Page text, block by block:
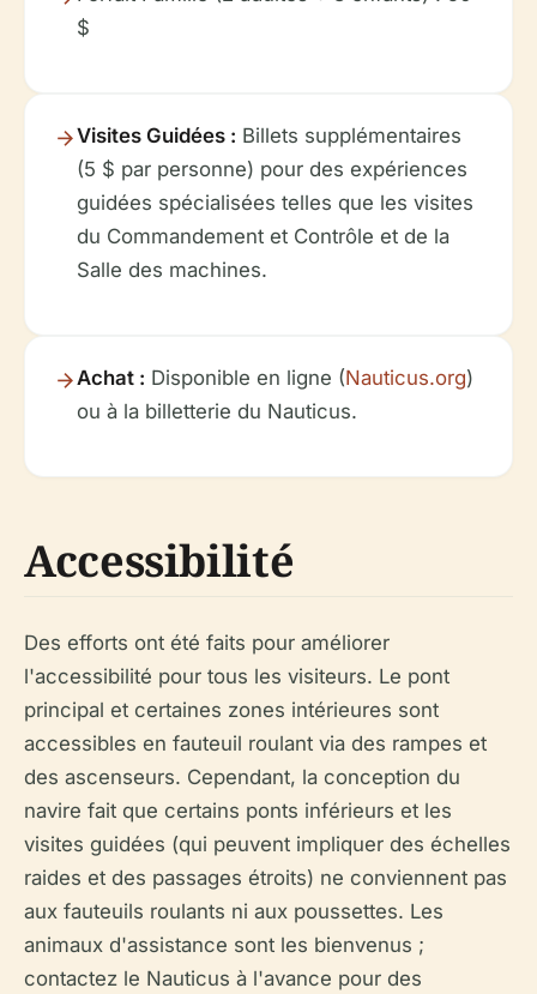
$
Visites Guidées : Billets supplémentaires
(5 $ par personne) pour des expériences
guidées spécialisées telles que les visites
du Commandement et Contrôle et de la
Salle des machines.
Achat : Disponible en ligne (Nauticus.org)
ou à la billetterie du Nauticus.
Accessibilité
Des efforts ont été faits pour améliorer
l'accessibilité pour tous les visiteurs. Le pont
principal et certaines zones intérieures sont
accessibles en fauteuil roulant via des rampes et
des ascenseurs. Cependant, la conception du
navire fait que certains ponts inférieurs et les
visites guidées (qui peuvent impliquer des échelles
raides et des passages étroits) ne conviennent pas
aux fauteuils roulants ni aux poussettes. Les
animaux d'assistance sont les bienvenus ;
contactez le Nauticus à l'avance pour des